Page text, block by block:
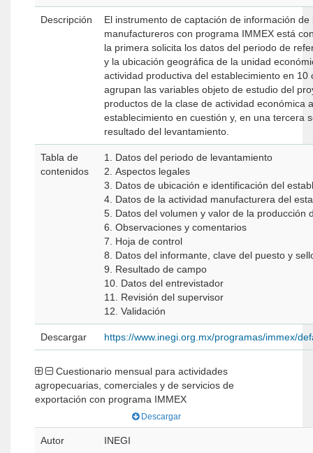
Descripción
El instrumento de captación de información
manufactureros con programa IMMEX está
la primera solicita los datos del periodo de
y la ubicación geográfica de la unidad
actividad productiva del establecimiento en 10
agrupan las variables objeto de estudio del
productos de la clase de actividad económica
establecimiento en cuestión y, en una tercera
resultado del levantamiento.
Tabla de
contenidos
1. Datos del periodo de levantamiento
2. Aspectos legales
3. Datos de ubicación e identificación del
4. Datos de la actividad manufacturera del
5. Datos del volumen y valor de la producción
6. Observaciones y comentarios
7. Hoja de control
8. Datos del informante, clave del puesto y
9. Resultado de campo
10. Datos del entrevistador
11. Revisión del supervisor
12. Validación
Descargar https://www.inegi.org.mx/programas/immex/
agropecuarias, comerciales y de servicios de
exportación con programa IMMEX
Descargar
Autor INEGI